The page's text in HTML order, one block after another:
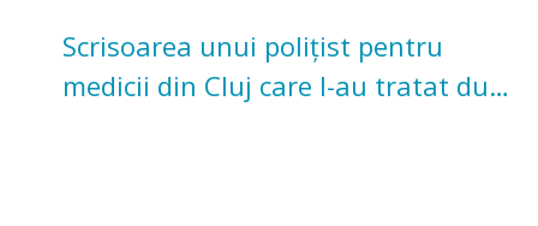
Scrisoarea unui polițist pentru
medicii din Cluj care l-au tratat după